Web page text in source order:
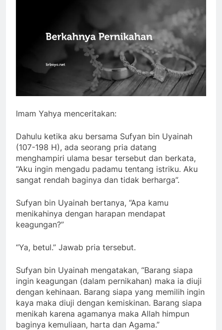
Imam Yahya menceritakan:
Dahulu ketika aku bersama Sufyan bin Uyainah
(107-198 H), ada seorang pria datang
menghampiri ulama besar tersebut dan berkata,
“Aku ingin mengadu padamu tentang istriku. Aku
sangat rendah baginya dan tidak berharga”.
Sufyan bin Uyainah bertanya, “Apa kamu
menikahinya dengan harapan mendapat
keagungan?”
“Ya, betul.” Jawab pria tersebut.
Sufyan bin Uyainah mengatakan, “Barang siapa
ingin keagungan (dalam pernikahan) maka ia diuji
dengan kehinaan. Barang siapa yang memilih ingin
kaya maka diuji dengan kemiskinan. Barang siapa
menikah karena agamanya maka Allah himpun
baginya kemuliaan, harta dan Agama.”